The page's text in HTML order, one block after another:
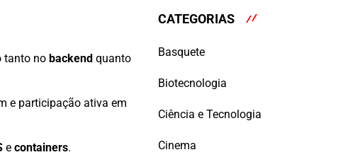
tanto no backend quanto
e participação ativa em
e containers.
CATEGORIAS
Basquete
Biotecnologia
Ciência e Tecnologia
Cinema